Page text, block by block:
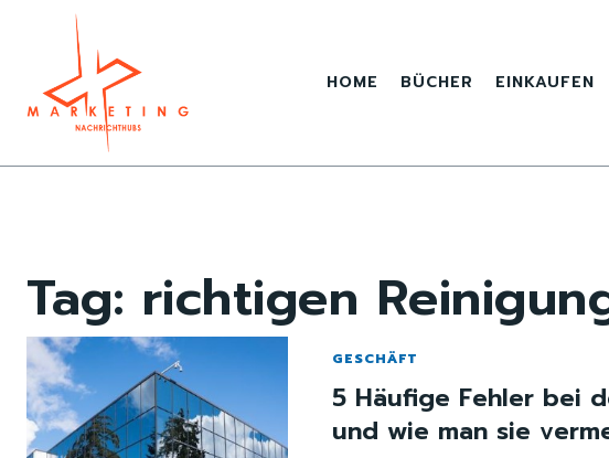
HOME BÜCHER EINKAUFEN
Tag: richtigen
GESCHÄFT
5 Häufige Fehler bei
und wie man sie